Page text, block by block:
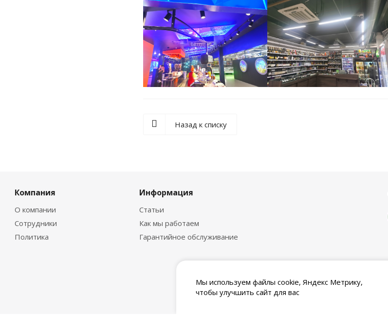
Назад к списку
Компания
О компании
Сотрудники
Политика
Информация
Статьи
Как мы работаем
Гарантийное обслуживание
Мы используем файлы cookie, Яндекс Метрику,
чтобы улучшить сайт для вас